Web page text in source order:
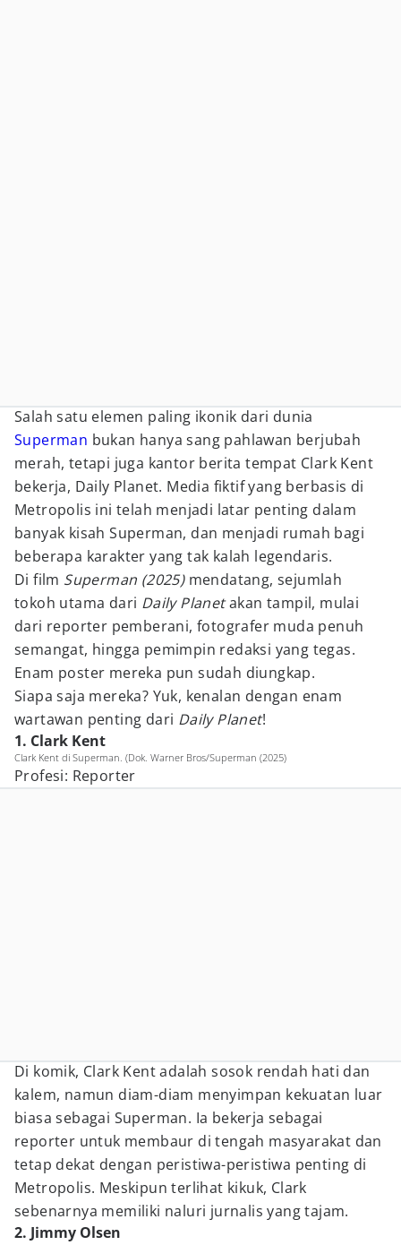
Salah satu elemen paling ikonik dari dunia
Superman bukan hanya sang pahlawan berjubah
merah, tetapi juga kantor berita tempat Clark Kent
bekerja, Daily Planet. Media fiktif yang berbasis di
Metropolis ini telah menjadi latar penting dalam
banyak kisah Superman, dan menjadi rumah bagi
beberapa karakter yang tak kalah legendaris.
Di film Superman (2025)mendatang, sejumlah
tokoh utama dari Daily Planetakan tampil, mulai
dari reporter pemberani, fotografer muda penuh
semangat, hingga pemimpin redaksi yang tegas.
Enam poster mereka pun sudah diungkap.
Siapa saja mereka? Yuk, kenalan dengan enam
wartawan penting dari Daily Planet!
1. Clark Kent
Clark Kent di Superman. (Dok. Warner Bros/Superman (2025)
Profesi: Reporter
Di komik, Clark Kent adalah sosok rendah hati dan
kalem, namun diam-diam menyimpan kekuatan luar
biasa sebagai Superman. Ia bekerja sebagai
reporter untuk membaur di tengah masyarakat dan
tetap dekat dengan peristiwa-peristiwa penting di
Metropolis. Meskipun terlihat kikuk, Clark
sebenarnya memiliki naluri jurnalis yang tajam.
2. Jimmy Olsen